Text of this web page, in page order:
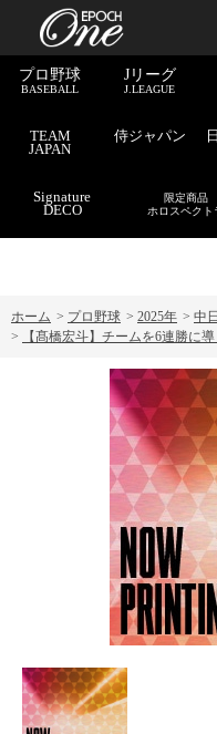
プロ野球
BASEBALL
Jリーグ
J.LEAGUE
TEAM
JAPAN
侍ジャパン
Signature
DECO
限定商品
ホロスペクト
ホーム > プロ野球 > 2025年 > 中
>
【髙橋宏斗】チームを6連勝に